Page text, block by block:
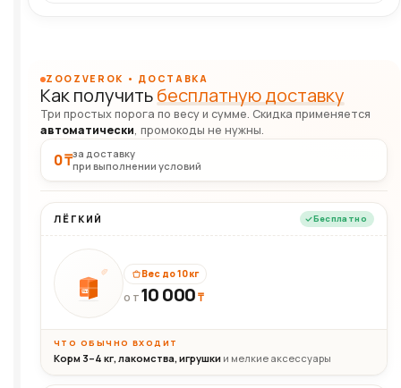
ZOOZVEROK • ДОСТАВКА
Как получитьбесплатную доставку
Три простых порога по весу и сумме. Скидка применяется
автоматически, промокоды не нужны.
0 ₸за доставку
при выполнении условий
ЛЁГКИЙ Бесплатно
10кг
Вес до 10 кг
ОТ 10 000₸
ЧТО ОБЫЧНО ВХОДИТ
Корм 3–4 кг, лакомства, игрушки и мелкие аксессуары